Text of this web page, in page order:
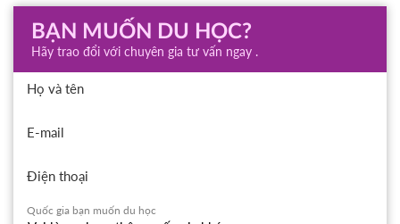
BẠN MUỐN DU HỌC?
Hãy trao đổi với chuyên gia tư vấn ngay .
Họ và tên
E-mail
Điện thoại
Quốc gia bạn muốn du học